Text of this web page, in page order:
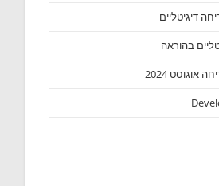
בהוראה
2024